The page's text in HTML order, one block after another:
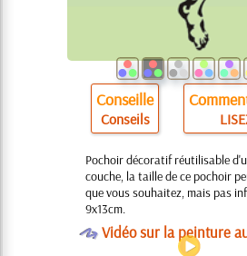
Conseille
Conseils
Pochoir décoratif réutilisable
couche, la taille de ce pochoir
que vous souhaitez, mais pas
9x13cm.
OVidéo sur la peinture